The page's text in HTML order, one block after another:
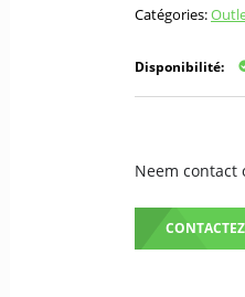
Catégories:
Disponibilité:
Neem contact